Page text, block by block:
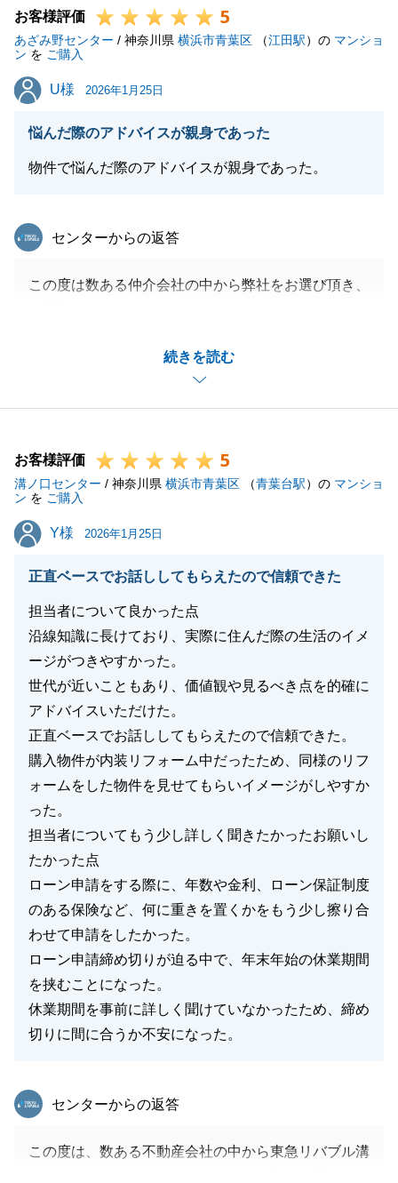
今後とも末永いお付き合いの程何卒よろしくお願いい
たします。
お客様評価 5
あざみ野センター / 神奈川県 横浜市青葉区 （江田駅）の マンショ
ン を ご購入
U様
U様 2026年1月25日
悩んだ際のアドバイスが親身であった
物件で悩んだ際のアドバイスが親身であった。
続きを読む
東急リバブル
センターからの返答
この度は数ある仲介会社の中から弊社をお選び頂き、
数でご購入頂けなかった物件の時、本当に申し訳な
く、より良いお宅をご紹介したいと思っておりまし
た。
が、より良いお宅をご購入頂けて良かったです。
今後も不動産の事でお悩みなどございましたら、お気
軽にご相談頂ければと思います。
閉じる
お客様評価 5
溝ノ口センター / 神奈川県 横浜市青葉区 （青葉台駅）の マンショ
ン を ご購入
Y様
Y様 2026年1月25日
正直ベースでお話ししてもらえたので信頼できた
担当者について良かった点
沿線知識に長けており、実際に住んだ際の生活のイメ
ージがつきやすかった。
世代が近いこともあり、価値観や見るべき点を的確に
アドバイスいただけた。
正直ベースでお話ししてもらえたので信頼できた。
購入物件が内装リフォーム中だったため、同様のリフ
ォームをした物件を見せてもらいイメージがしやすか
った。
担当者についてもう少し詳しく聞きたかったお願いし
たかった点
ローン申請をする際に、年数や金利、ローン保証制度
のある保険など、何に重きを置くかをもう少し擦り合
わせて申請をしたかった。
ローン申請締め切りが迫る中で、年末年始の休業期間
を挟むことになった。
休業期間を事前に詳しく聞けていなかったため、締め
切りに間に合うか不安になった。
東急リバブル
センターからの返答
この度は、数ある不動産会社の中から東急リバブル溝